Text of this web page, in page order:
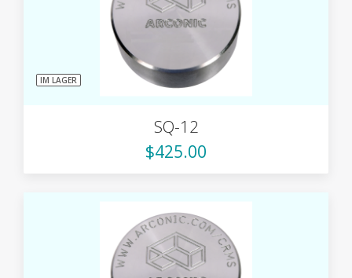
IM LAGER
SQ-12
$425.00